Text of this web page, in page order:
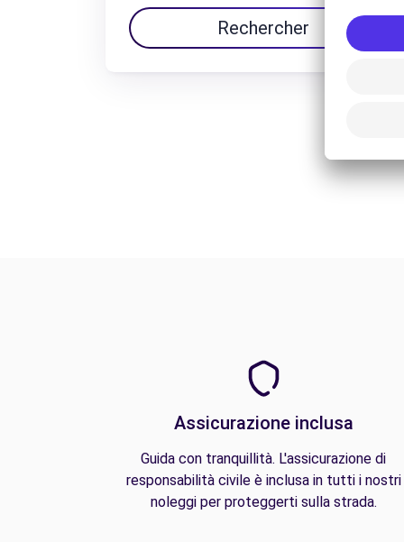
Rechercher
Assicurazione inclusa
Guida con tranquillità. L'assicurazione di
responsabilità civile è inclusa in tutti i nostri
noleggi per proteggerti sulla strada.